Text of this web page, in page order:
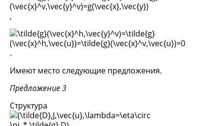
,
.
Имеют место следующие предложения.
Предложение 3
Структура